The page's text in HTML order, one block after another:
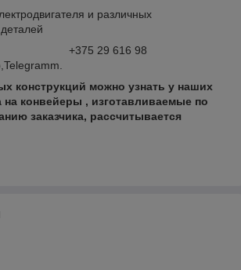
и различных
616 98
конструкций можно узнать у наших
конвейеры , изготавливаемые по
заказчика, рассчитывается